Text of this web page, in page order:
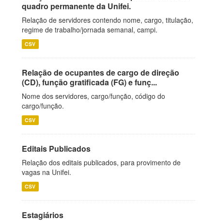
quadro permanente da Unifei.
Relação de servidores contendo nome, cargo, titulação,
regime de trabalho/jornada semanal, campi.
CSV
Relação de ocupantes de cargo de direção
(CD), função gratificada (FG) e funç...
Nome dos servidores, cargo/função, código do
cargo/função.
CSV
Editais Publicados
Relação dos editais publicados, para provimento de
vagas na Unifei.
CSV
Estagiários